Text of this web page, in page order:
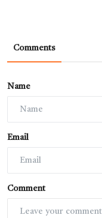
Comments
Name
Email
Comment